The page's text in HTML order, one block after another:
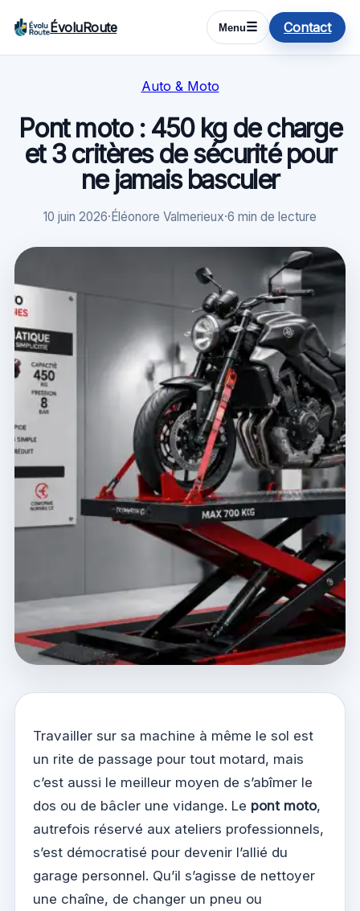
ÉvoluRoute Menu☰ Contact
Auto & Moto
Pont moto : 450 kg de charge
et 3 critères de sécurité pour
ne jamais basculer
10 juin 2026·Éléonore Valmerieux·6 min de lecture
Travailler sur sa machine à même le sol est
un rite de passage pour tout motard, mais
c’est aussi le meilleur moyen de s’abîmer le
dos ou de bâcler une vidange. Le pont moto,
autrefois réservé aux ateliers professionnels,
s’est démocratisé pour devenir l’allié du
garage personnel. Qu’il s’agisse de nettoyer
une chaîne, de changer un pneu ou